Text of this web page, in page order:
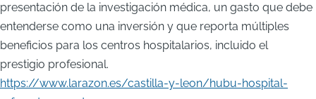
presentación de la investigación médica, un gasto que debe
entenderse como una inversión y que reporta múltiples
beneficios para los centros hospitalarios, incluido el
prestigio profesional.
https://www.larazon.es/castilla-y-leon/hubu-hospital-